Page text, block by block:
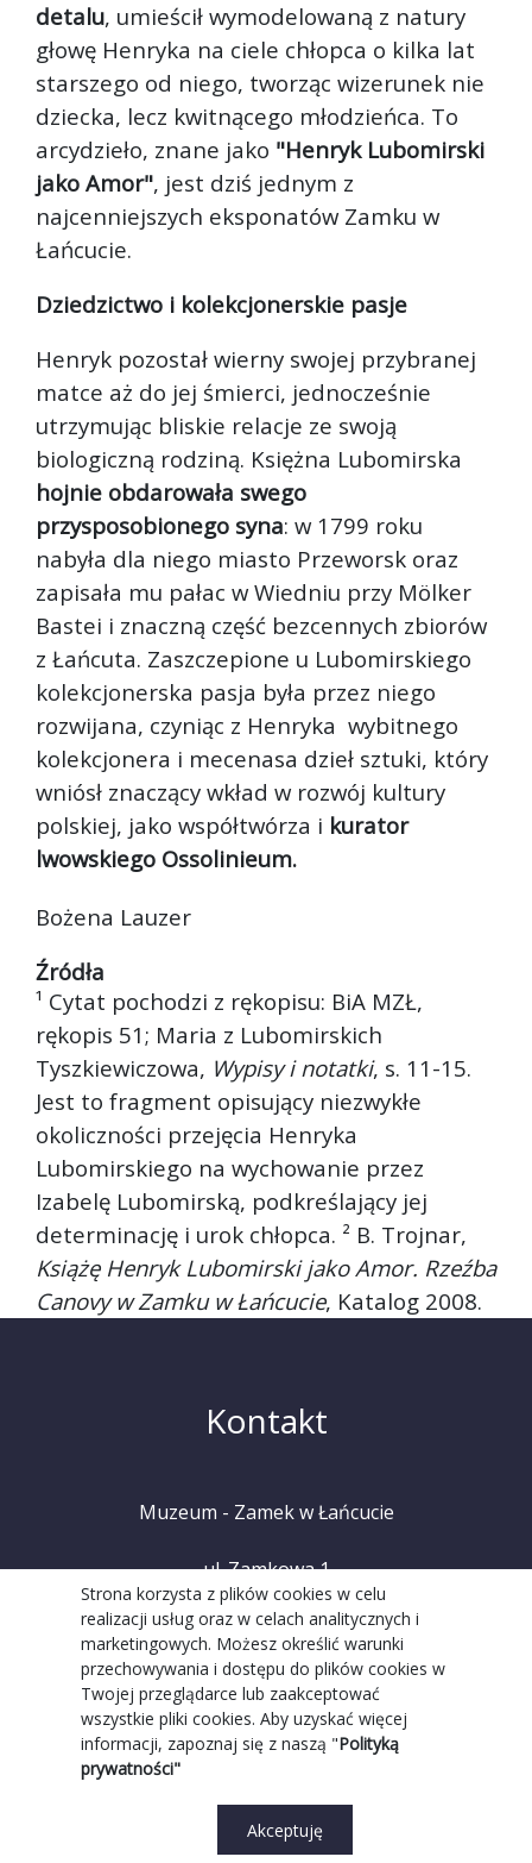
detalu, umieścił wymodelowaną z natury
głowę Henryka na ciele chłopca o kilka lat
starszego od niego, tworząc wizerunek nie
dziecka, lecz kwitnącego młodzieńca. To
arcydzieło, znane jako "Henryk Lubomirski
jako Amor", jest dziś jednym z
najcenniejszych eksponatów Zamku w
Łańcucie.
Dziedzictwo i kolekcjonerskie pasje
Henryk pozostał wierny swojej przybranej
matce aż do jej śmierci, jednocześnie
utrzymując bliskie relacje ze swoją
biologiczną rodziną. Księżna Lubomirska
hojnie obdarowała swego
przysposobionego syna: w 1799 roku
nabyła dla niego miasto Przeworsk oraz
zapisała mu pałac w Wiedniu przy Mölker
Bastei i znaczną część bezcennych zbiorów
z Łańcuta. Zaszczepione u Lubomirskiego
kolekcjonerska pasja była przez niego
rozwijana, czyniąc z Henryka wybitnego
kolekcjonera i mecenasa dzieł sztuki, który
wniósł znaczący wkład w rozwój kultury
polskiej, jako współtwórza i kurator
lwowskiego Ossolinieum.
Bożena Lauzer
Źródła
¹ Cytat pochodzi z rękopisu: BiA MZŁ,
rękopis 51; Maria z Lubomirskich
Tyszkiewiczowa, Wypisy i notatki, s. 11-15.
Jest to fragment opisujący niezwykłe
okoliczności przejęcia Henryka
Lubomirskiego na wychowanie przez
Izabelę Lubomirską, podkreślający jej
determinację i urok chłopca. ² B. Trojnar,
Książę Henryk Lubomirski jako Amor. Rzeźba
Canovy w Zamku w Łańcucie, Katalog 2008.
Strona korzysta z plików cookies w celu
realizacji usług oraz w celach analitycznych i
marketingowych. Możesz określić warunki
przechowywania i dostępu do plików cookies w
Twojej przeglądarce lub zaakceptować
wszystkie pliki cookies. Aby uzyskać więcej
informacji, zapoznaj się z naszą "Polityką
prywatności"
Akceptuję
Kontakt
Muzeum - Zamek w Łańcucie
ul. Zamkowa 1
37-100 Łańcut
tel. +48 (17) 225 20 08
|| Strona WCAG